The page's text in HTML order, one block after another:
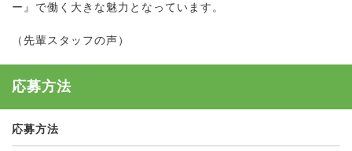
ー』で働く大きな魅力となっています。
（先輩スタッフの声）
応募方法
応募方法